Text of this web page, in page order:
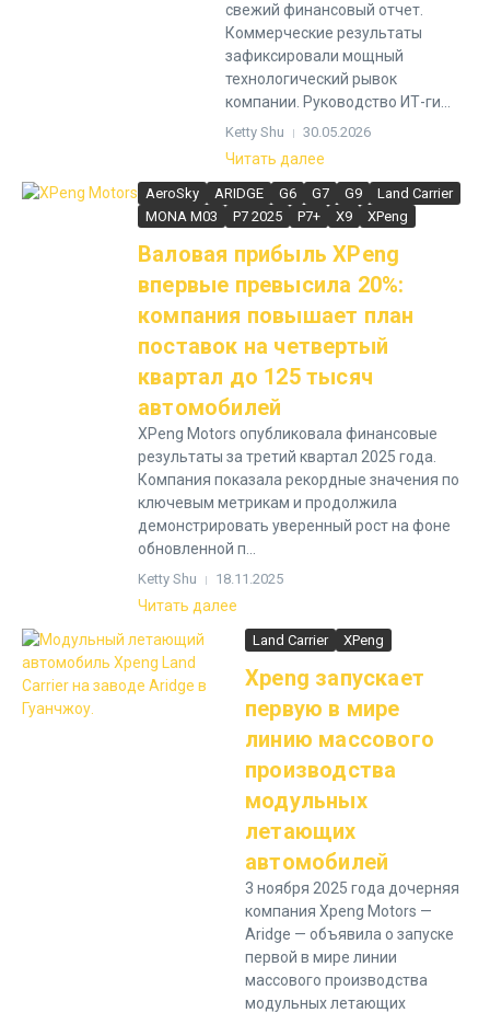
свежий финансовый отчет.
Коммерческие результаты
зафиксировали мощный
технологический рывок
компании. Руководство ИТ-ги...
Ketty Shu 30.05.2026
Читать далее
AeroSky ARIDGE G6 G7 G9
Land Carrier
MONA M03
P7 2025 P7+ X9 XPeng
Валовая прибыль XPeng
впервые превысила 20%:
компания повышает план
поставок на четвертый
квартал до 125 тысяч
автомобилей
XPeng Motors опубликовала финансовые
результаты за третий квартал 2025 года.
Компания показала рекордные значения по
ключевым метрикам и продолжила
демонстрировать уверенный рост на фоне
обновленной п...
Ketty Shu 18.11.2025
Читать далее
Land Carrier XPeng
Xpeng запускает
первую в мире
линию массового
производства
модульных
летающих
автомобилей
3 ноября 2025 года дочерняя
компания Xpeng Motors —
Aridge — объявила о запуске
первой в мире линии
массового производства
модульных летающих